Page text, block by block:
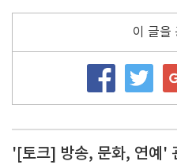
이 글을
'[토크] 방송, 문화, 연예'